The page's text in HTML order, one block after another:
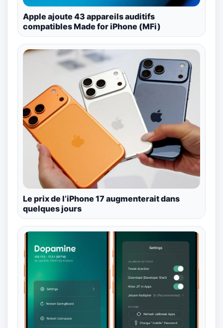
Apple ajoute 43 appareils auditifs
compatibles Made for iPhone (MFi)
Le prix de l’iPhone 17 augmenterait dans
quelques jours